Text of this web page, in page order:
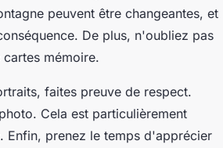
peuvent être changeantes, et
De plus, n'oubliez pas
mémoire.
faites preuve de respect.
Cela est particulièrement
Enfin, prenez le temps d'apprécier